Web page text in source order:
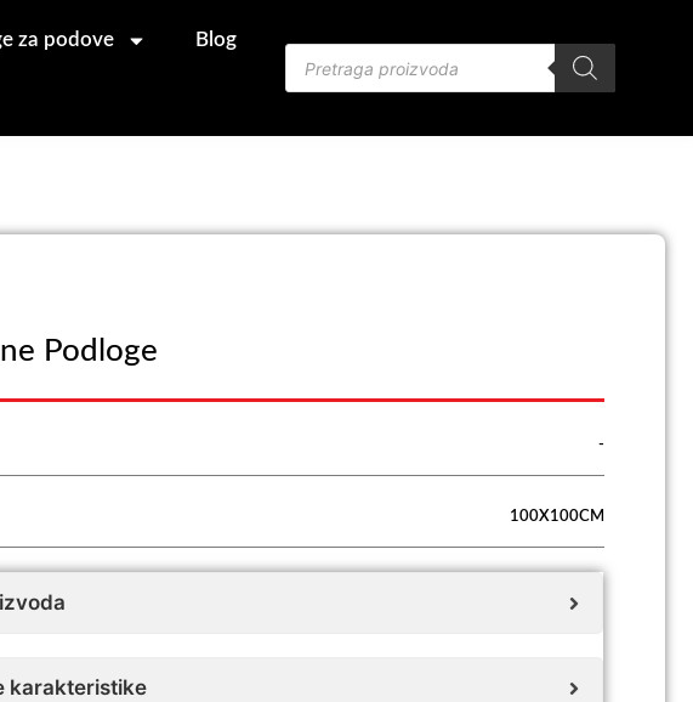
za podove Blog
Products
search
Podloge
-
100X100CM
karakteristike